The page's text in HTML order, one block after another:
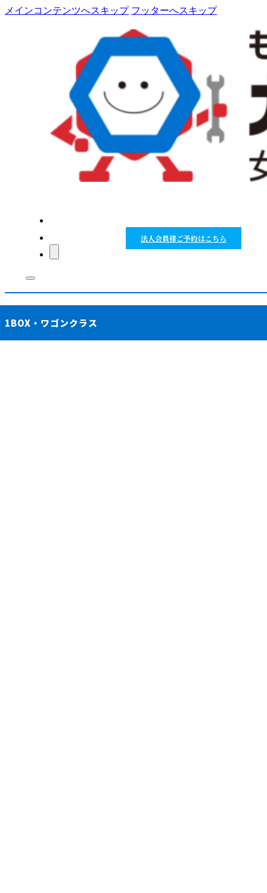
メインコンテンツへスキップ フッターへスキップ
法人会員様ご予約はこちら
1BOX・ワゴンクラス